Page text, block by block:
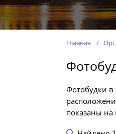
Главная
Фотобудки в
показаны на